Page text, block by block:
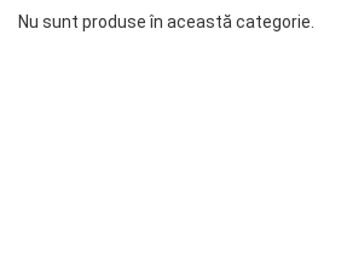
Nu sunt produse în această categorie.